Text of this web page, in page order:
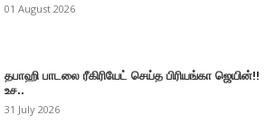
01 August 2026
தபாஹி பாடலை ரீகிரியேட் செய்த பிரியங்கா ஜெயின்!!
உச..
31 July 2026